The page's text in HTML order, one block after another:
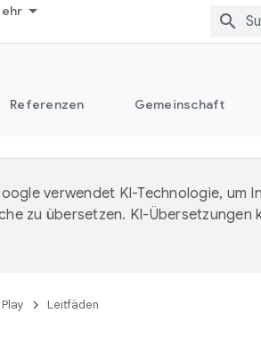
Referenzen Gemeinschaft
verwendet KI-Technologie, um
zu übersetzen. KI-Übersetzungen
Leitfäden